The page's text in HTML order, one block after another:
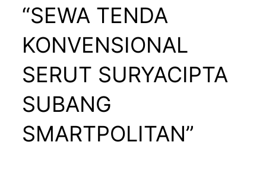
“SEWA TENDA
KONVENSIONAL
SERUT SURYACIPTA
SUBANG
SMARTPOLITAN”